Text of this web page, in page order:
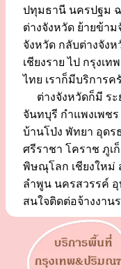
ปทุมธานี นครปฐม ฉ
ต่างจังหวัด ย้ายข้า
จังหวัด กลับต่างจังห
เชียงราย ไป กรุงเท
ไทย เราก็มีบริการค
ต่างจังหวัดก็มี ร
จันทบุรี กำแพงเพช
บ้านโป่ง พัทยา อุด
ศรีราชา โคราช ภูเ
พิษณุโลก เชียงใหม่
ลำพูน นครสวรรค์
สนใจติดต่อจ้างงาน